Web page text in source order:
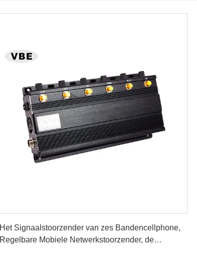
Het Signaalstoorzender van zes Bandencellphone,
Regelbare Mobiele Netwerkstoorzender, de